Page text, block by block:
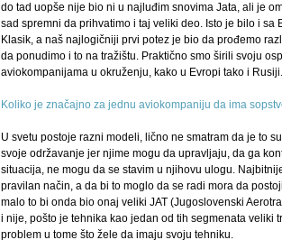
do tad uopše nije bio ni u najluđim snovima Jata, ali je
sad spremni da prihvatimo i taj veliki deo. Isto je bilo i
Klasik, a naš najlogičniji prvi potez je bio da prođemo
da ponudimo i to na tražištu. Praktično smo širili svoju
aviokompanijama u okruženju, kako u Evropi tako i Rusiji.
Koliko je značajno za jednu aviokompaniju da ima
U svetu postoje razni modeli, lično ne smatram da je to
svoje održavanje jer njime mogu da upravljaju, da ga
situacija, ne mogu da se stavim u njihovu ulogu.
pravilan način, a da bi to moglo da se radi mora da
malo to bi onda bio onaj veliki JAT (Jugoslovenski
i nije, pošto je tehnika kao jedan od tih segmenata veliki
problem u tome što žele da imaju svoju tehniku.